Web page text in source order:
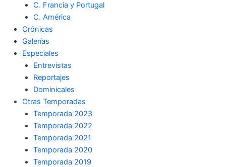
C. Francia y Portugal
C. América
Crónicas
Galerías
Especiales
Entrevistas
Reportajes
Dominicales
Otras Temporadas
Temporada 2023
Temporada 2022
Temporada 2021
Temporada 2020
Temporada 2019